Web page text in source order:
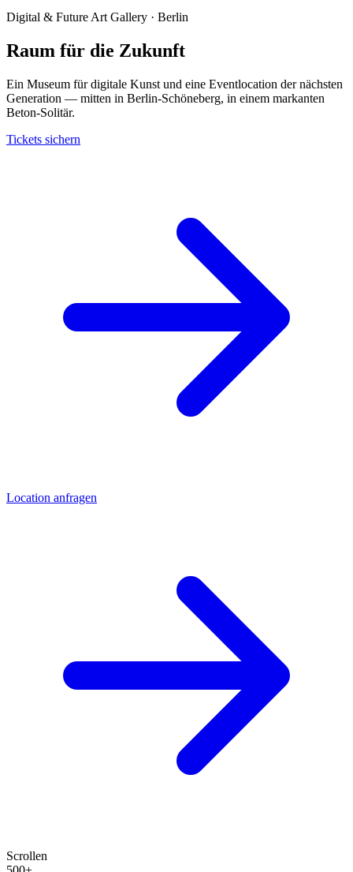
Digital & Future Art Gallery · Berlin
Raum für die Zukunft
Ein Museum für digitale Kunst und eine Eventlocation der nächsten
Generation — mitten in Berlin-Schöneberg, in einem markanten
Beton-Solitär.
Tickets sichern
Location anfragen
Scrollen